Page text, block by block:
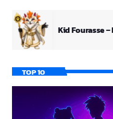
Kid Fourasse
TOP 10